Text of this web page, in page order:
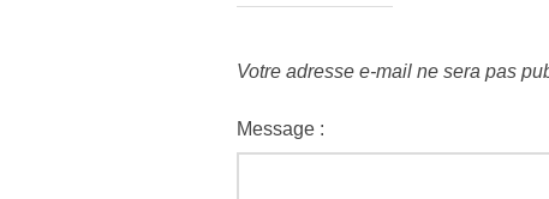
Votre adresse e-mail ne sera pas
Message :